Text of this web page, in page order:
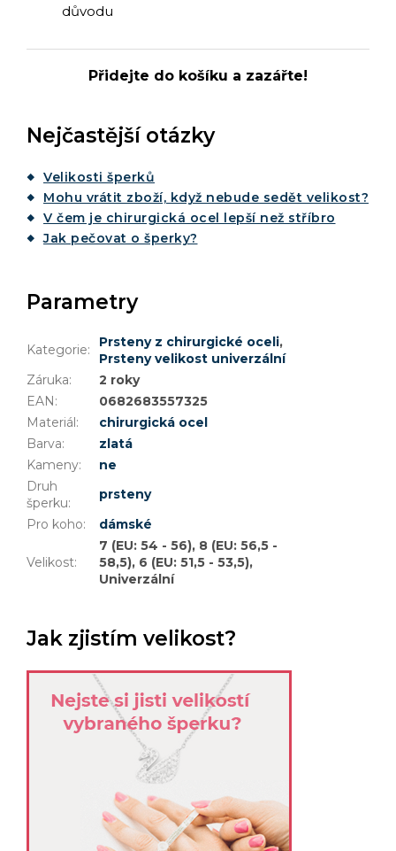
důvodu
Přidejte do košíku a zazářte!
Nejčastější otázky
Velikosti šperků
Mohu vrátit zboží, když nebude sedět velikost?
V čem je chirurgická ocel lepší než stříbro
Jak pečovat o šperky?
Parametry
Kategorie: Prsteny z chirurgické oceli,
Prsteny velikost univerzální
Záruka:
2 roky
EAN :
0682683557325
Materiál :
chirurgická ocel
Barva:
zlatá
Kameny:
ne
Druh
šperku:
prsteny
Pro koho: dámské
Velikost:
7 (EU: 54 - 56), 8 (EU: 56,5 -
58,5), 6 (EU: 51,5 - 53,5),
Univerzální
Jak zjistím velikost?